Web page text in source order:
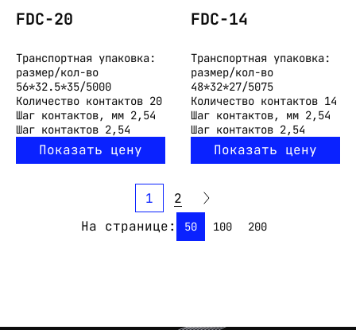
FDC-20
Транспортная упаковка:
размер/кол-во
56*32.5*35/5000
Количество контактов 20
Шаг контактов, мм 2,54
Шаг контактов 2,54
Показать цену
FDC-14
Транспортная упаковка:
размер/кол-во
48*32*27/5075
Количество контактов 14
Шаг контактов, мм 2,54
Шаг контактов 2,54
Показать цену
1
2
На странице:
50 100 200